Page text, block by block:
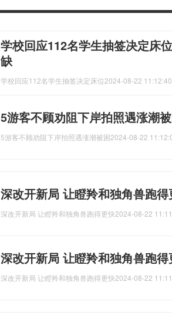
学校回应112名学生抽签决定床
缺
学校回应112名学生抽签决定床位2024-08-22 11:12:40
5游客不顾劝阻下岸拍照遇涨潮
5游客不顾劝阻下岸拍照遇涨潮被困2024-08-22
深改开新局 让瞪羚和独角兽跑得
深改开新局 让瞪羚和独角兽跑得更快2024-08-22
深改开新局 让瞪羚和独角兽跑得
深改开新局 让瞪羚和独角兽跑得更快2024-08-22